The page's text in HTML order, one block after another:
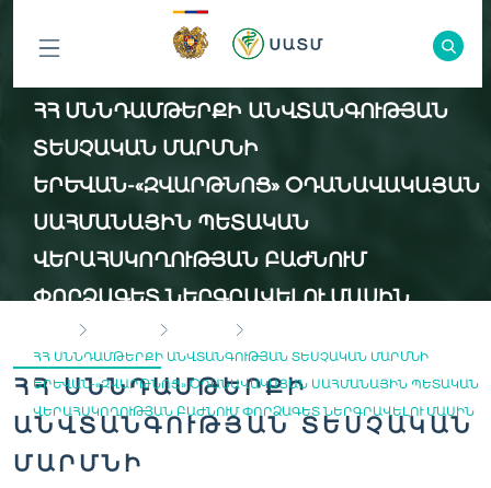
ԲՈԼՈՐ
ԲԱԺԻՆՆԵՐԸ
ՀՀ ՍՆՆԴԱՄԹԵՐՔԻ ԱՆՎՏԱՆԳՈՒԹՅԱՆ
ՏԵՍՉԱԿԱՆ ՄԱՐՄՆԻ
ԵՐԵՎԱՆ-«ԶՎԱՐԹՆՈՑ» ՕԴԱՆԱՎԱԿԱՅԱՆ
ՍԱՀՄԱՆԱՅԻՆ ՊԵՏԱԿԱՆ
ՎԵՐԱՀՍԿՈՂՈՒԹՅԱՆ ԲԱԺՆՈՒՄ
ՓՈՐՁԱԳԵՏ ՆԵՐԳՐԱՎԵԼՈՒ ՄԱՍԻՆ
ՀՀ ՍՆՆԴԱՄԹԵՐՔԻ ԱՆՎՏԱՆԳՈՒԹՅԱՆ ՏԵՍՉԱԿԱՆ ՄԱՐՄՆԻ
ԵՐԵՎԱՆ-«ԶՎԱՐԹՆՈՑ» ՕԴԱՆԱՎԱԿԱՅԱՆ ՍԱՀՄԱՆԱՅԻՆ ՊԵՏԱԿԱՆ
ՎԵՐԱՀՍԿՈՂՈՒԹՅԱՆ ԲԱԺՆՈՒՄ ՓՈՐՁԱԳԵՏ ՆԵՐԳՐԱՎԵԼՈՒ ՄԱՍԻՆ
ՀՀ ՍՆՆԴԱՄԹԵՐՔԻ
ԱՆՎՏԱՆԳՈՒԹՅԱՆ ՏԵՍՉԱԿԱՆ
ՄԱՐՄՆԻ